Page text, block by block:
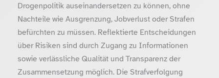
Drogenpolitik auseinandersetzen zu können, ohne
Nachteile wie Ausgrenzung, Jobverlust oder Strafen
befürchten zu müssen. Reflektierte Entscheidungen
über Risiken sind durch Zugang zu Informationen
sowie verlässliche Qualität und Transparenz der
Zusammensetzung möglich. Die Strafverfolgung